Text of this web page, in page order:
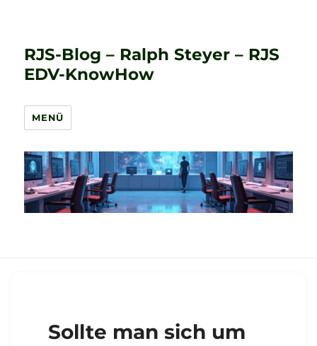
RJS-Blog – Ralph Steyer – RJS
EDV-KnowHow
MENÜ
Sollte man sich um